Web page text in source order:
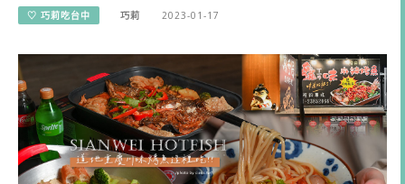
♡ 巧莉吃台中 巧莉 2023-01-17